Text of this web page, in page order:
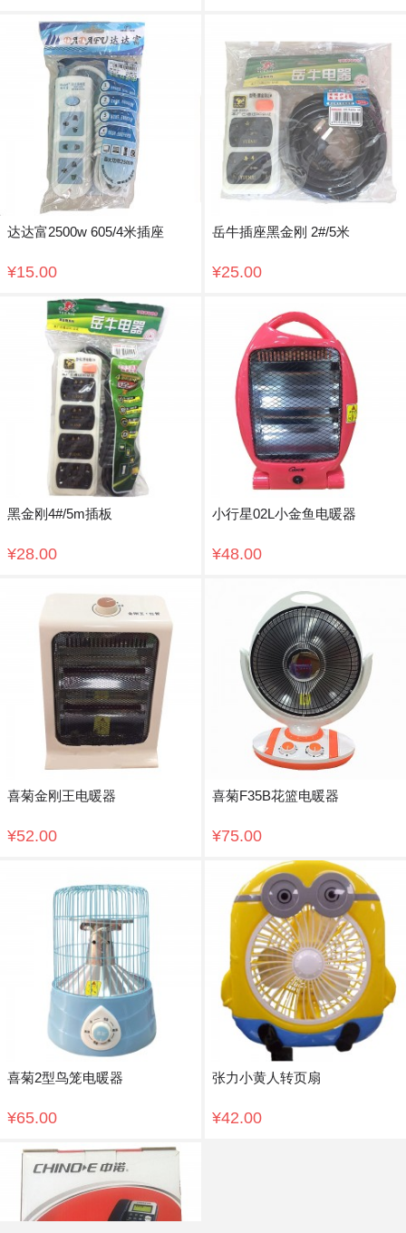
达达富2500w 605/4米插座
¥15.00
岳牛插座黑金刚 2#/5米
¥25.00
黑金刚4#/5m插板
¥28.00
小行星02L小金鱼电暖器
¥48.00
喜菊金刚王电暖器
¥52.00
喜菊F35B花篮电暖器
¥75.00
喜菊2型鸟笼电暖器
¥65.00
张力小黄人转页扇
¥42.00